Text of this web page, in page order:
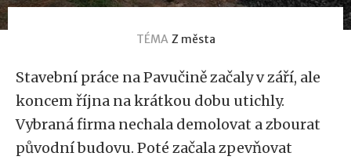
TÉMA Z města
Stavební práce na Pavučině začaly v září, ale
koncem října na krátkou dobu utichly.
Vybraná firma nechala demolovat a zbourat
původní budovu. Poté začala zpevňovat